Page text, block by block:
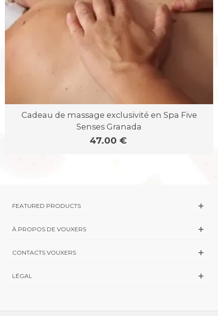
Cadeau de massage exclusivité en Spa Five
Senses Granada
47.00 €
FEATURED PRODUCTS
À PROPOS DE VOUXERS
CONTACTS VOUXERS
LÉGAL